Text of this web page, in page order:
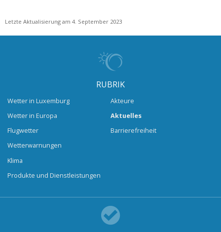
Letzte Aktualisierung am 4. September 2023
RUBRIK
Wetter in Luxemburg
Wetter in Europa
Flugwetter
Wetterwarnungen
Klima
Produkte und Dienstleistungen
Akteure
Aktuelles
Barrierefreiheit